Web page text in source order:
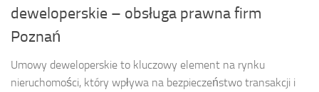
deweloperskie – obsługa prawna firm
Poznań
Umowy deweloperskie to kluczowy element na rynku
nieruchomości, który wpływa na bezpieczeństwo transakcji i